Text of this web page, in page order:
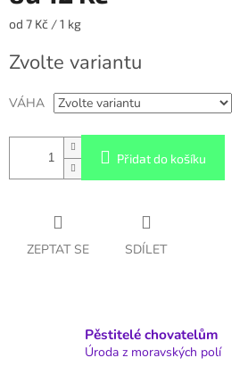
Měrná
od 7 Kč / 1 kg
Zvolte variantu
VÁHA
Přidat do košíku
ZEPTAT SE SDÍLET
Pěstitelé chovatelům
Úroda z moravských polí